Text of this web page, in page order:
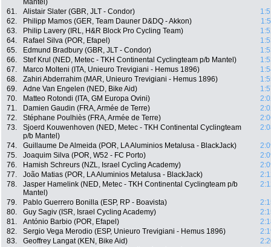
Mantel)
61. Alistair Slater (GBR, JLT - Condor)
62.
Philipp Mamos (GER, Team Dauner D&DQ - Akkon)
63.
Philip Lavery (IRL, H&R Block Pro Cycling Team)
64.
Rafael Silva (POR, Efapel)
65.
Edmund Bradbury (GBR, JLT - Condor)
66.
Stef Krul (NED, Metec - TKH Continental Cyclingteam p/b Mantel)
67.
Marco Molteni (ITA, Unieuro Trevigiani - Hemus 1896)
68.
Zahiri Abderrahim (MAR, Unieuro Trevigiani - Hemus 1896)
69.
Adne Van Engelen (NED, Bike Aid)
70.
Matteo Rotondi (ITA, GM Europa Ovini)
71.
Damien Gaudin (FRA, Armée de Terre)
72.
Stéphane Poulhiès (FRA, Armée de Terre)
73.
Sjoerd Kouwenhoven (NED, Metec - TKH Continental Cyclingteam
p/b Mantel)
74. Guillaume De Almeida (POR, LA Aluminios Metalusa - BlackJack)
75.
Joaquim Silva (POR, W52 - FC Porto)
76.
Hamish Schreurs (NZL, Israel Cycling Academy)
77.
João Matias (POR, LA Aluminios Metalusa - BlackJack)
78.
Jasper Hamelink (NED, Metec - TKH Continental Cyclingteam p/b
Mantel)
79. Pablo Guerrero Bonilla (ESP, RP - Boavista)
80.
Guy Sagiv (ISR, Israel Cycling Academy)
81.
António Barbio (POR, Efapel)
82.
Sergio Vega Merodio (ESP, Unieuro Trevigiani - Hemus 1896)
83.
Geoffrey Langat (KEN, Bike Aid)